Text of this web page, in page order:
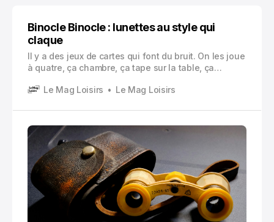
Binocle Binocle : lunettes au style qui
claque
Il y a des jeux de cartes qui font du bruit. On les joue
à quatre, ça chambre, ça tape sur la table, ça
ceux qui sont plus… secs. Plus nerveux. Le binocle
Le Mag Loisirs Le Mag Loisirs